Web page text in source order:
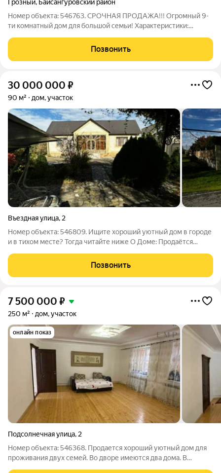
Грозный, Байсангуровский район
Номер объекта: 546763. СРОЧНАЯ ПРОДАЖА!!! Огромный 9-
ти комнатный дом для большой семьи! Характеристики:
кухонь - 3 количество санузлов - 3 количество комнат - 9
этажей - 2 Дополнительная
Позвонить
30 000 000 ₽
90 м² дом, участок
Въездная улица, 2
Номер объекта: 546809. Ищите хороший уютный дом в городе
и в тихом месте? Тогда читайте ниже О Доме: Продаётся
позволит новым владельцам после покупки сразу
наслаждаться всеми лучшими качествами дома
Позвонить
7 500 000 ₽
250 м² дом, участок
онлайн показ
Подсолнечная улица, 2
Номер объекта: 546368. Продается хороший уютный дом для
проживания двух семей. Во дворе имеются два дома. В